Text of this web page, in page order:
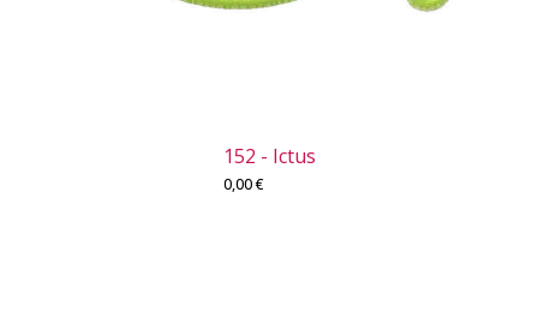
152 - Ictus
0,00€